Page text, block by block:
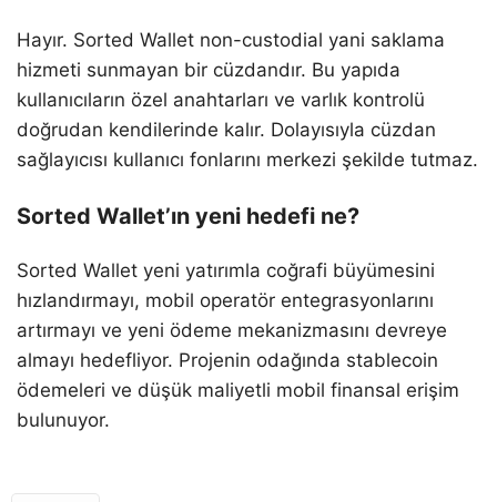
Hayır. Sorted Wallet non-custodial yani saklama
hizmeti sunmayan bir cüzdandır. Bu yapıda
kullanıcıların özel anahtarları ve varlık kontrolü
doğrudan kendilerinde kalır. Dolayısıyla cüzdan
sağlayıcısı kullanıcı fonlarını merkezi şekilde tutmaz.
Sorted Wallet’ın yeni hedefi ne?
Sorted Wallet yeni yatırımla coğrafi büyümesini
hızlandırmayı, mobil operatör entegrasyonlarını
artırmayı ve yeni ödeme mekanizmasını devreye
almayı hedefliyor. Projenin odağında stablecoin
ödemeleri ve düşük maliyetli mobil finansal erişim
bulunuyor.